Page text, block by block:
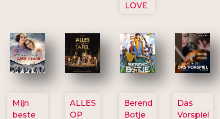
LOVE
2757
Mijn
beste
3154
ALLES
OP
2799
Berend
Botje
2777
Das
Vorspiel